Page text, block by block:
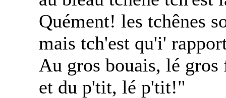
Quément! les tchênes
mais tch'est qu'i'
Au gros bouais, lé
et du p'tit, lé p'tit!"